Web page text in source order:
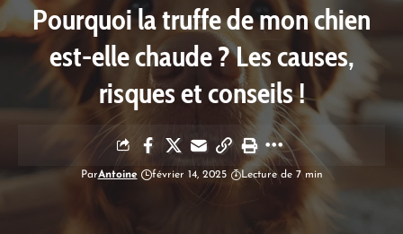
Pourquoi la truffe de mon chien
est-elle chaude ? Les causes,
risques et conseils !
ParAntoine février 14, 2025 Lecture de 7 min